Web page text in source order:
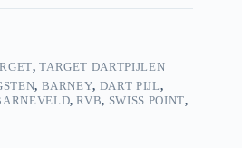
,TARGET DARTPIJLEN
, BARNEY, DART PIJL,
,RVB, SWISS POINT,